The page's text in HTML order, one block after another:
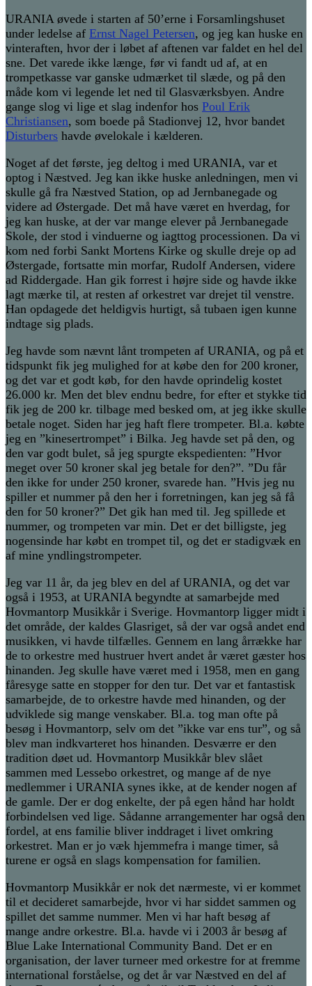
URANIA øvede i starten af 50’erne i Forsamlingshuset
under ledelse af Ernst Nagel Petersen, og jeg kan huske en
vinteraften, hvor der i løbet af aftenen var faldet en hel del
sne. Det varede ikke længe, før vi fandt ud af, at en
trompetkasse var ganske udmærket til slæde, og på den
måde kom vi legende let ned til Glasværksbyen. Andre
gange slog vi lige et slag indenfor hos Poul Erik
Christiansen, som boede på Stadionvej 12, hvor bandet
Disturbers havde øvelokale i kælderen.
Noget af det første, jeg deltog i med URANIA, var et
optog i Næstved. Jeg kan ikke huske anledningen, men vi
skulle gå fra Næstved Station, op ad Jernbanegade og
videre ad Østergade. Det må have været en hverdag, for
jeg kan huske, at der var mange elever på Jernbanegade
Skole, der stod i vinduerne og iagttog processionen. Da vi
kom ned forbi Sankt Mortens Kirke og skulle dreje op ad
Østergade, fortsatte min morfar, Rudolf Andersen, videre
ad Riddergade. Han gik forrest i højre side og havde ikke
lagt mærke til, at resten af orkestret var drejet til venstre.
Han opdagede det heldigvis hurtigt, så tubaen igen kunne
indtage sig plads.
Jeg havde som nævnt lånt trompeten af URANIA, og på et
tidspunkt fik jeg mulighed for at købe den for 200 kroner,
og det var et godt køb, for den havde oprindelig kostet
26.000 kr. Men det blev endnu bedre, for efter et stykke tid
fik jeg de 200 kr. tilbage med besked om, at jeg ikke skulle
betale noget. Siden har jeg haft flere trompeter. Bl.a. købte
jeg en ”kinesertrompet” i Bilka. Jeg havde set på den, og
den var godt bulet, så jeg spurgte ekspedienten: ”Hvor
meget over 50 kroner skal jeg betale for den?”. ”Du får
den ikke for under 250 kroner, svarede han. ”Hvis jeg nu
spiller et nummer på den her i forretningen, kan jeg så få
den for 50 kroner?” Det gik han med til. Jeg spillede et
nummer, og trompeten var min. Det er det billigste, jeg
nogensinde har købt en trompet til, og det er stadigvæk en
af mine yndlingstrompeter.
Jeg var 11 år, da jeg blev en del af URANIA, og det var
også i 1953, at URANIA begyndte at samarbejde med
Hovmantorp Musikkår i Sverige. Hovmantorp ligger midt i
det område, der kaldes Glasriget, så der var også andet end
musikken, vi havde tilfælles. Gennem en lang årrække har
de to orkestre med hustruer hvert andet år været gæster hos
hinanden. Jeg skulle have været med i 1958, men en gang
fåresyge satte en stopper for den tur. Det var et fantastisk
samarbejde, de to orkestre havde med hinanden, og der
udviklede sig mange venskaber. Bl.a. tog man ofte på
besøg i Hovmantorp, selv om det ”ikke var ens tur”, og så
blev man indkvarteret hos hinanden. Desværre er den
tradition døet ud. Hovmantorp Musikkår blev slået
sammen med Lessebo orkestret, og mange af de nye
medlemmer i URANIA synes ikke, at de kender nogen af
de gamle. Der er dog enkelte, der på egen hånd har holdt
forbindelsen ved lige. Sådanne arrangementer har også den
fordel, at ens familie bliver inddraget i livet omkring
orkestret. Man er jo væk hjemmefra i mange timer, så
turene er også en slags kompensation for familien.
Hovmantorp Musikkår er nok det nærmeste, vi er kommet
til et decideret samarbejde, hvor vi har siddet sammen og
spillet det samme nummer. Men vi har haft besøg af
mange andre orkestre. Bl.a. havde vi i 2003 år besøg af
Blue Lake International Community Band. Det er en
organisation, der laver turneer med orkestre for at fremme
international forståelse, og det år var Næstved en del af